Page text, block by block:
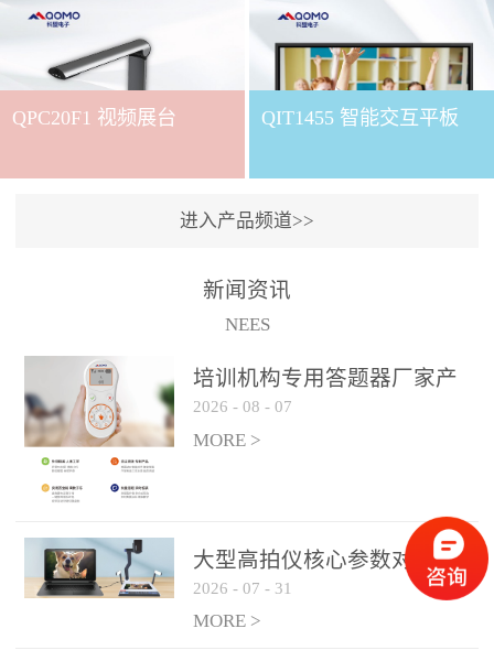
下载QVote授课软件课堂互
动的质量直接影响教学效
果与学生参与度。作为
打造的互动授课软件，
QVote 以 “让每一堂课都充
功能与数据化教学分析，
课堂互动解决方案，重新
定义了师生互动的新模
式。极简操作，轻松融入
教学流程QVote 深谙教师
教学节奏的重要性，采用
念，教师无需复杂培训即
可快速上手。软件支持与
PPT、白板等常用教学工具
QPC20F1 视频展台 QIT1455 智能交互平板
进入产品频道>>
新闻资讯
NEES
培训机构专用答题器厂家产
品方案
2026 - 08 - 07
MORE >
大型高拍仪核心参数对比与
选购建议
2026 - 07 - 31
MORE >